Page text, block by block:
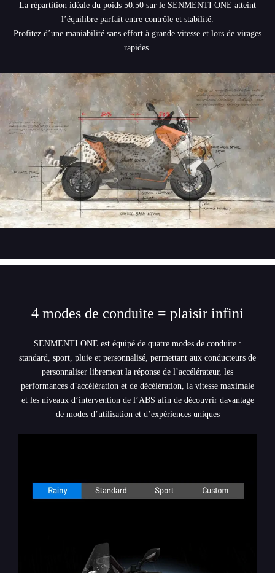
La répartition idéale du poids 50:50 sur le SENMENTI ONE atteint
l’équilibre parfait entre contrôle et stabilité.
Profitez d’une maniabilité sans effort à grande vitesse et lors de virages
rapides.
4 modes de conduite = plaisir infini
SENMENTI ONE est équipé de quatre modes de conduite :
standard, sport, pluie et personnalisé, permettant aux conducteurs de
personnaliser librement la réponse de l’accélérateur, les
performances d’accélération et de décélération, la vitesse maximale
et les niveaux d’intervention de l’ABS afin de découvrir davantage
de modes d’utilisation et d’expériences uniques